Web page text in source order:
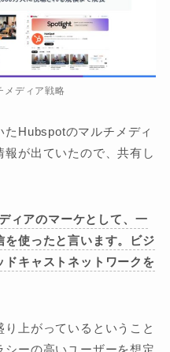
メディア戦略
Hubspotのマルチメディ
が出ていたので、共有し
ィアのマーケとして、一
使ったと言います。ビジ
キャストネットワークを
上がっているということ
ーの高いユーザーを想定